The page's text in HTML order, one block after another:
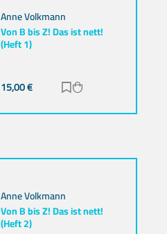
Anne Volkmann
Von B bis Z! Das ist nett!
(Heft 1)
15,00€ Zur Merkliste
Anne Volkmann
Von B bis Z! Das ist nett!
(Heft 2)